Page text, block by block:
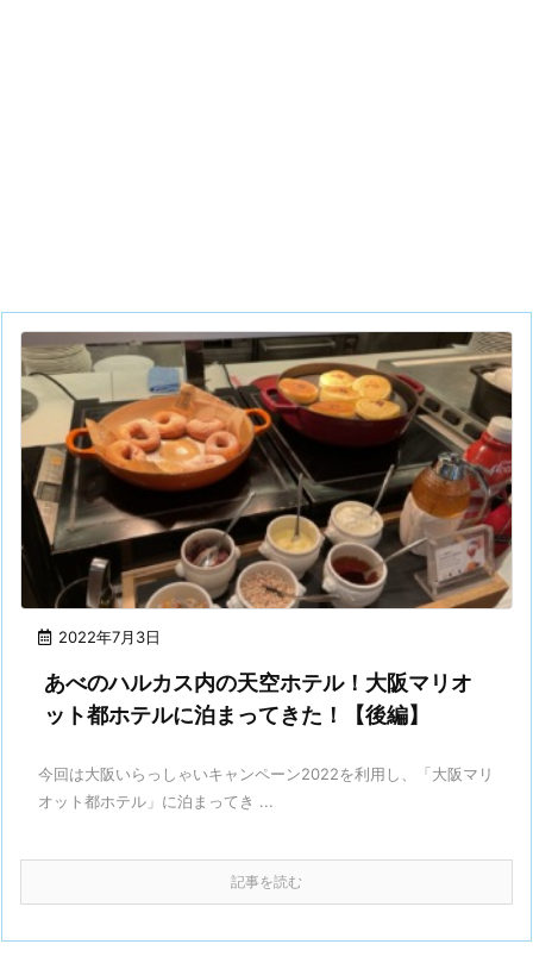
2022年7月3日
あべのハルカス内の天空ホテル！大阪マリオ
ット都ホテルに泊まってきた！【後編】
今回は大阪いらっしゃいキャンペーン2022を利用し、「大阪マリ
オット都ホテル」に泊まってき ...
記事を読む